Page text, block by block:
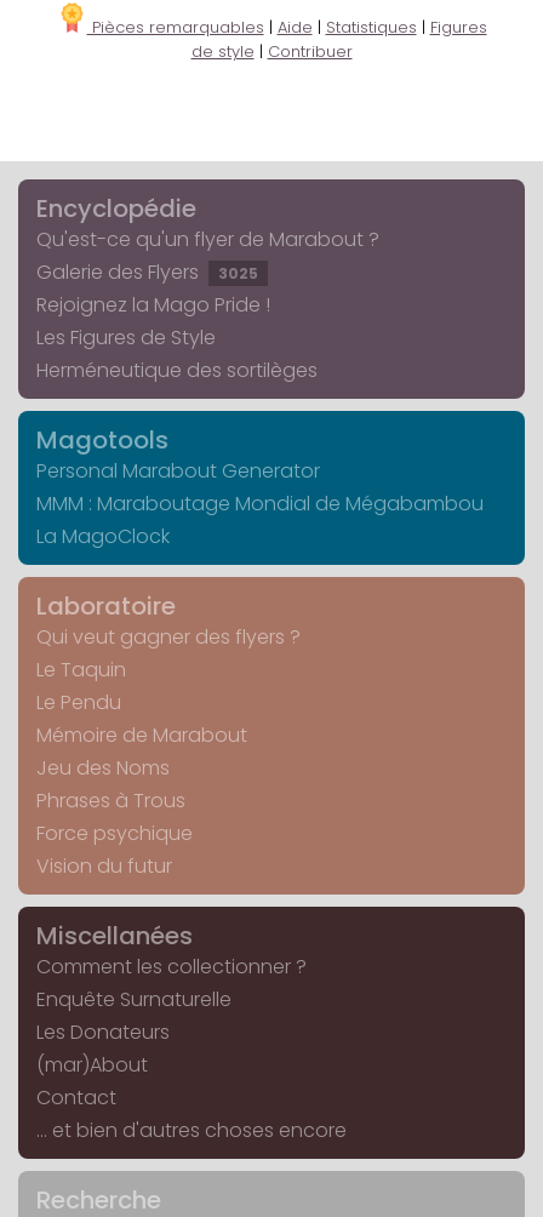
Pièces remarquables | Aide | Statistiques | Figures
de style | Contribuer
Encyclopédie
Qu'est-ce qu'un flyer de Marabout ?
Galerie des Flyers
3025
Rejoignez la Mago Pride !
Les Figures de Style
Herméneutique des sortilèges
Magotools
Personal Marabout Generator
MMM : Maraboutage Mondial de Mégabambou
La MagoClock
Laboratoire
Qui veut gagner des flyers ?
Le Taquin
Le Pendu
Mémoire de Marabout
Jeu des Noms
Phrases à Trous
Force psychique
Vision du futur
Miscellanées
Comment les collectionner ?
Enquête Surnaturelle
Les Donateurs
(mar)About
Contact
... et bien d'autres choses encore
Recherche